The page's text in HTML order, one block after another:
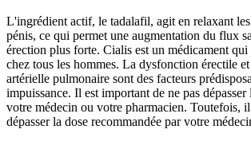
L'ingrédient actif, le tadalafil, agit en relaxant les
pénis, ce qui permet une augmentation du flux
érection plus forte. Cialis est un médicament
chez tous les hommes. La dysfonction érectile
artérielle pulmonaire sont des facteurs
impuissance. Il est important de ne pas dépasser
votre médecin ou votre pharmacien. Toutefois,
dépasser la dose recommandée par votre